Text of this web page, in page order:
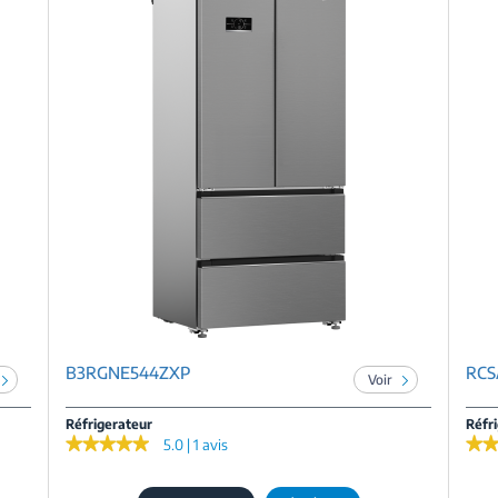
B3RGNE544ZXP Voir
Réfrigerateur
★★★★★
★★★★★ 5.0 | 1 avis